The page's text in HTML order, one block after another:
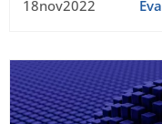
18nov2022